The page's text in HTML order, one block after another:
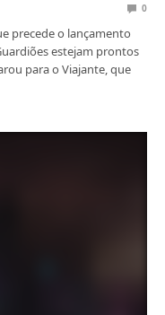
0
precede o lançamento
estejam prontos
para o Viajante, que